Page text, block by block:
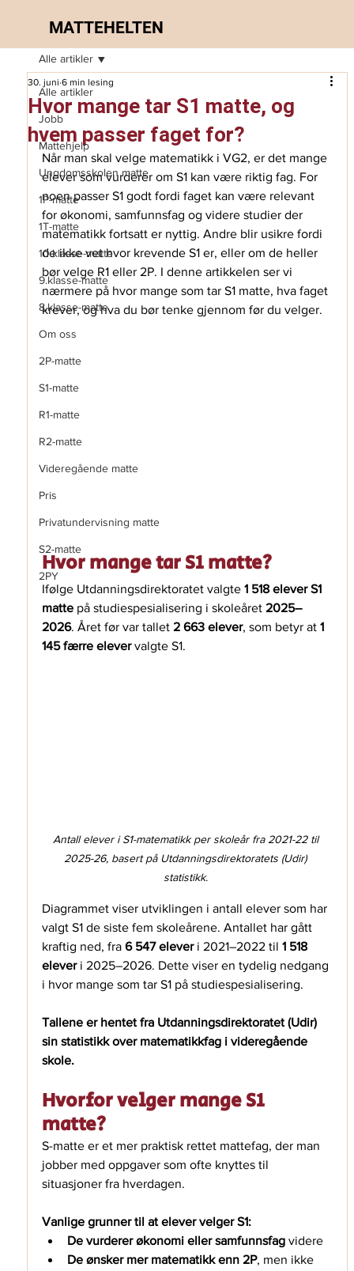
MATTEHELTEN
Alle artikler
Jobb
Mattehjelp
Ungdomsskolen matte
1P-matte
1T-matte
10.klasse-matte
9.klasse-matte
8.klasse-matte
Om oss
2P-matte
S1-matte
R1-matte
R2-matte
Videregående matte
Pris
Privatundervisning matte
S2-matte
2PY
Alle artikler
Hvor mange tar S1 matte, og
hvem passer faget for?
30. juni 6 min lesing
Når man skal velge matematikk i VG2, er det mange
elever som vurderer om S1 kan være riktig fag. For
noen passer S1 godt fordi faget kan være relevant
for økonomi, samfunnsfag og videre studier der
matematikk fortsatt er nyttig. Andre blir usikre fordi
de ikke vet hvor krevende S1 er, eller om de heller
bør velge R1 eller 2P. I denne artikkelen ser vi
nærmere på hvor mange som tar S1 matte, hva faget
krever, og hva du bør tenke gjennom før du velger.
Hvor mange tar S1 matte?
Ifølge Utdanningsdirektoratet valgte 1 518 elever S1
matte på studiespesialisering i skoleåret 2025–
2026. Året før var tallet 2 663 elever, som betyr at 1
145 færre elever valgte S1.
Antall elever i S1-matematikk per skoleår fra 2021-22 til
2025-26, basert på Utdanningsdirektoratets (Udir)
statistikk.
Diagrammet viser utviklingen i antall elever som har
valgt S1 de siste fem skoleårene. Antallet har gått
kraftig ned, fra 6 547 elever i 2021–2022 til 1 518
elever i 2025–2026. Dette viser en tydelig nedgang
i hvor mange som tar S1 på studiespesialisering.
Tallene er hentet fra Utdanningsdirektoratet (Udir)
sin statistikk over matematikkfag i videregående
skole.
Hvorfor velger mange S1
matte?
S-matte er et mer praktisk rettet mattefag, der man
jobber med oppgaver som ofte knyttes til
situasjoner fra hverdagen.
Vanlige grunner til at elever velger S1:
De vurderer økonomi eller samfunnsfag videre
De ønsker mer matematikk enn 2P, men ikke